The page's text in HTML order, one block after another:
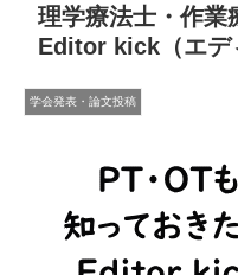
理学療法士・作業
Editor kick（エデ
学会発表・論文投稿